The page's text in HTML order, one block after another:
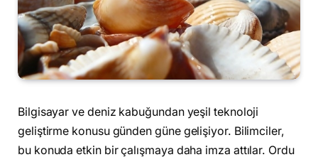
Bilgisayar ve deniz kabuğundan yeşil teknoloji
geliştirme konusu günden güne gelişiyor. Bilimciler,
bu konuda etkin bir çalışmaya daha imza attılar. Ordu